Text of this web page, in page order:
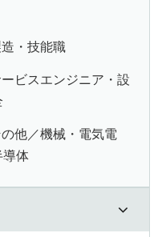
・技能職
ビスエンジニア・設
の他／機械・電気電
導体